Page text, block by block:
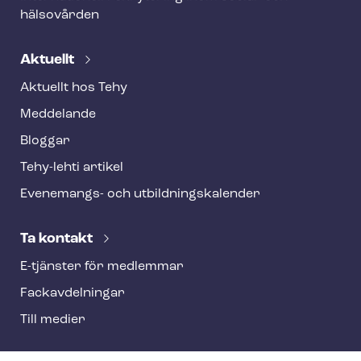
hälsovården
Aktuellt
Aktuellt hos Tehy
Meddelande
Bloggar
Tehy-lehti artikel
Evenemangs- och ut­bild­nings­ka­len­der
Ta kontakt
E-tjänster för medlemmar
Fackav­del­ning­ar
Till medier